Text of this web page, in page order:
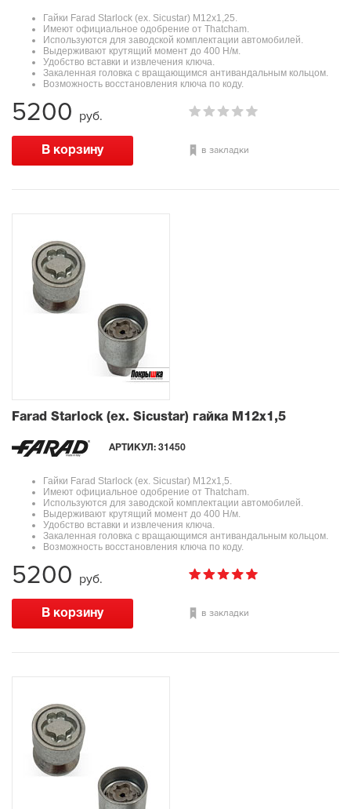
Гайки Farad Starlock (ex. Sicustar) М12x1,25.
Имеют официальное одобрение от Thatcham.
Используются для заводской комплектации автомобилей.
Выдерживают крутящий момент до 400 Н/м.
Удобство вставки и извлечения ключа.
Закаленная головка с вращающимся антивандальным кольцом.
Возможность восстановления ключа по коду.
в закладки
5200 руб.
Farad Starlock (ex. Sicustar) гайка М12x1,5
АРТИКУЛ: 31450
Гайки Farad Starlock (ex. Sicustar) М12x1,5.
Имеют официальное одобрение от Thatcham.
Используются для заводской комплектации автомобилей.
Выдерживают крутящий момент до 400 Н/м.
Удобство вставки и извлечения ключа.
Закаленная головка с вращающимся антивандальным кольцом.
Возможность восстановления ключа по коду.
в закладки
5200 руб.